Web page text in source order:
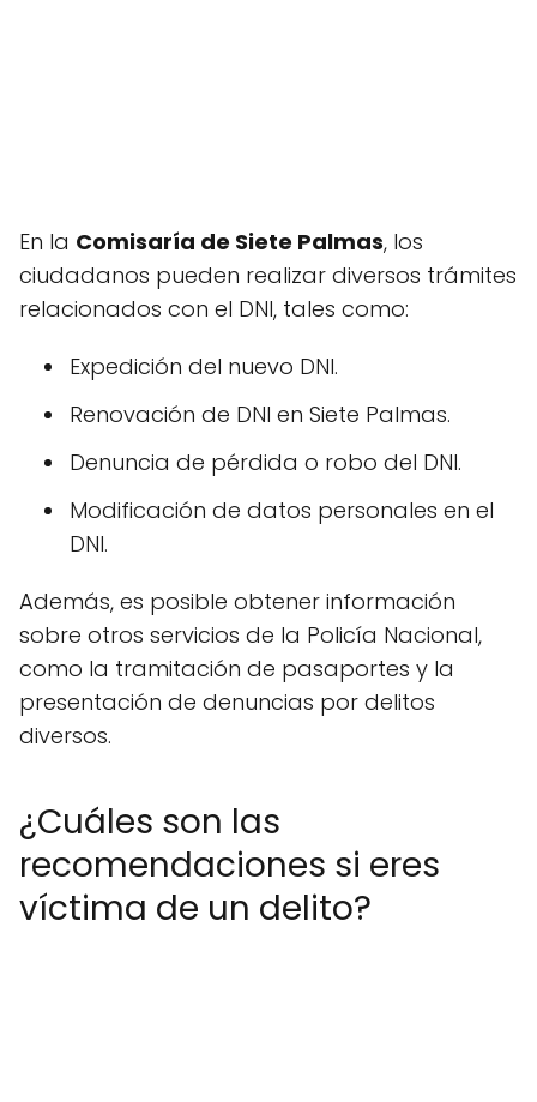
En la Comisaría de Siete Palmas, los
ciudadanos pueden realizar diversos trámites
relacionados con el DNI, tales como:
Expedición del nuevo DNI.
Renovación de DNI en Siete Palmas.
Denuncia de pérdida o robo del DNI.
Modificación de datos personales en el
DNI.
Además, es posible obtener información
sobre otros servicios de la Policía Nacional,
como la tramitación de pasaportes y la
presentación de denuncias por delitos
diversos.
¿Cuáles son las
recomendaciones si eres
víctima de un delito?